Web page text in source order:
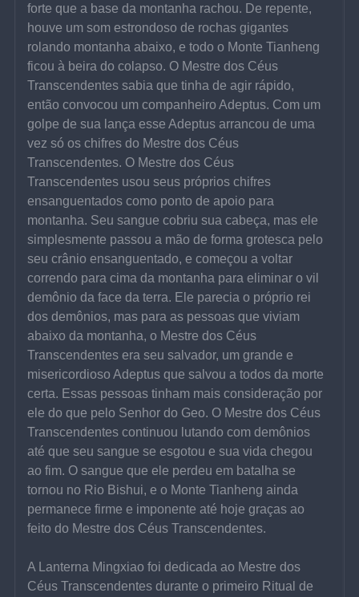
forte que a base da montanha rachou. De repente,
houve um som estrondoso de rochas gigantes
rolando montanha abaixo, e todo o Monte Tianheng
ficou à beira do colapso. O Mestre dos Céus
Transcendentes sabia que tinha de agir rápido,
então convocou um companheiro Adeptus. Com um
golpe de sua lança esse Adeptus arrancou de uma
vez só os chifres do Mestre dos Céus
Transcendentes. O Mestre dos Céus
Transcendentes usou seus próprios chifres
ensanguentados como ponto de apoio para
montanha. Seu sangue cobriu sua cabeça, mas ele
simplesmente passou a mão de forma grotesca pelo
seu crânio ensanguentado, e começou a voltar
correndo para cima da montanha para eliminar o vil
demônio da face da terra. Ele parecia o próprio rei
dos demônios, mas para as pessoas que viviam
abaixo da montanha, o Mestre dos Céus
Transcendentes era seu salvador, um grande e
misericordioso Adeptus que salvou a todos da morte
certa. Essas pessoas tinham mais consideração por
ele do que pelo Senhor do Geo. O Mestre dos Céus
Transcendentes continuou lutando com demônios
até que seu sangue se esgotou e sua vida chegou
ao fim. O sangue que ele perdeu em batalha se
tornou no Rio Bishui, e o Monte Tianheng ainda
permanece firme e imponente até hoje graças ao
feito do Mestre dos Céus Transcendentes.
A Lanterna Mingxiao foi dedicada ao Mestre dos
Céus Transcendentes durante o primeiro Ritual de